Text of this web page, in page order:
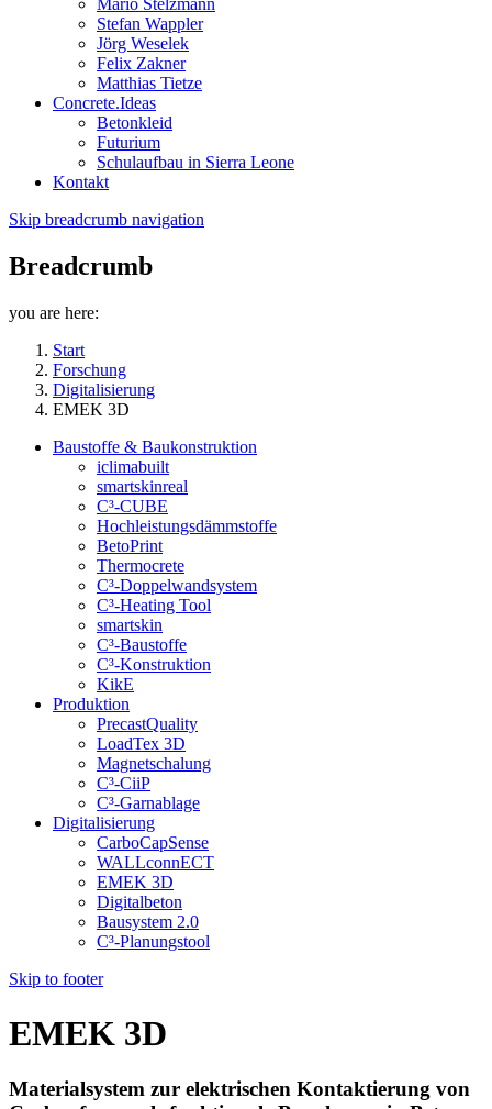
Mario Stelzmann
Stefan Wappler
Jörg Weselek
Felix Zakner
Matthias Tietze
Concrete.Ideas
Betonkleid
Futurium
Schulaufbau in Sierra Leone
Kontakt
Skip breadcrumb navigation
Breadcrumb
you are here:
Start
Forschung
Digitalisierung
EMEK 3D
Baustoffe & Baukonstruktion
iclimabuilt
smartskinreal
C³-CUBE
Hochleistungsdämmstoffe
BetoPrint
Thermocrete
C³-Doppelwandsystem
C³-Heating Tool
smartskin
C³-Baustoffe
C³-Konstruktion
KikE
Produktion
PrecastQuality
LoadTex 3D
Magnetschalung
C³-CiiP
C³-Garnablage
Digitalisierung
CarboCapSense
WALLconnECT
EMEK 3D
Digitalbeton
Bausystem 2.0
C³-Planungstool
Skip to footer
EMEK 3D
Materialsystem zur elektrischen Kontaktierung von